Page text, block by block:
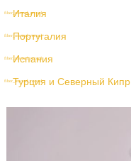
Италия
Португалия
Испания
Турция и Северный Кипр